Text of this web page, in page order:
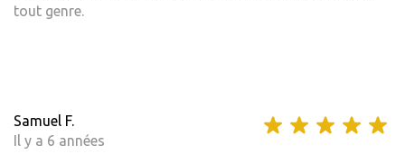
tout genre.
Samuel F.
Il y a 6 années